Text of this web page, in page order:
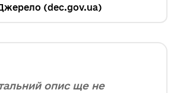
(dec.gov.ua)
опис ще не